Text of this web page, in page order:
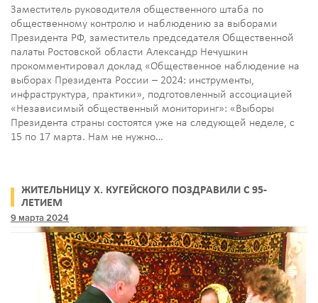
Заместитель руководителя общественного штаба по
общественному контролю и наблюдению за выборами
Президента РФ, заместитель председателя Общественной
палаты Ростовской области Александр Нечушкин
прокомментировал доклад «Общественное наблюдение на
выборах Президента России – 2024: инструменты,
инфраструктура, практики», подготовленный ассоциацией
«Независимый общественный мониторинг»: «Выборы
Президента страны состоятся уже на следующей неделе, с
15 по 17 марта. Нам не нужно…
ЖИТЕЛЬНИЦУ Х. КУГЕЙСКОГО ПОЗДРАВИЛИ С 95-
ЛЕТИЕМ
9 марта 2024